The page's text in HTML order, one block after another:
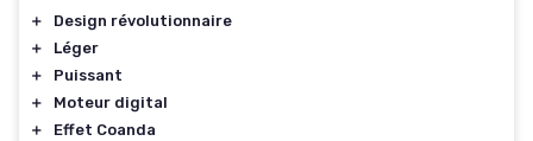
＋
Design révolutionnaire
＋
Léger
＋
Puissant
＋
Moteur digital
＋
Effet Coanda